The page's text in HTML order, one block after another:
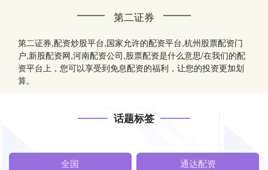
第二证券
第二证券,配资炒股平台,国家允许的配资平台,杭州股票配资门
户,新股配资网,河南配资公司,股票配资是什么意思/在我们的配
资平台上，您可以享受到免息配资的福利，让您的投资更加划
算。
话题标签
全国 通达配资